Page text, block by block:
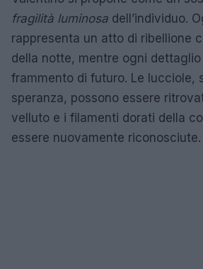
fragilità luminosa dell’individuo.
rappresenta un atto di ribellione
della notte, mentre ogni
frammento di futuro. Le lucciole,
speranza, possono essere
velluto e i filamenti dorati della
essere nuovamente riconosciute.